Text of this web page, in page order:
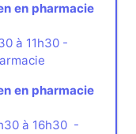
en pharmacie
à 11h30 -
en pharmacie
à 16h30 -